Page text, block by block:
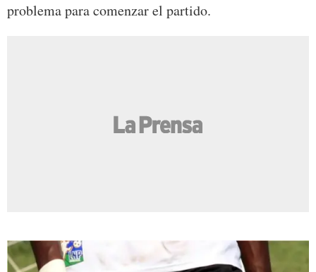
problema para comenzar el partido.